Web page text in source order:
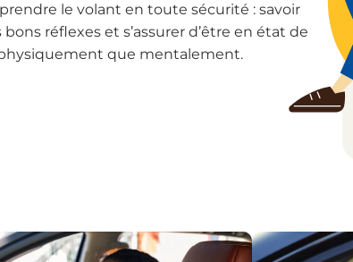
le volant en toute sécurité : savoir
réflexes et s’assurer d’être en état de
que mentalement.